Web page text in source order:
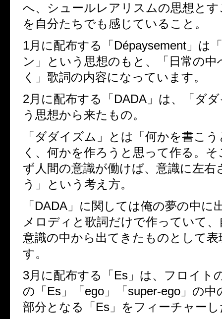
へ、シュールレアリスムの思想と
を自分たちでも感じていること。
1月に配布する「Dépaysement」は
ン」という思想のもと、「日常の中
く」歌詞の内容になっています。
2月に配布する「DADA」は、「ダ
う思想から来たもの。
「ダダイズム」とは「何かを書こ
く、何かを作ろうと思って作る。
ず人間の意識が働けば、意識に左右
う」という考え方。
「DADA」に関しては俺の夢の中に
メロディと歌詞だけで作っていて
意識の中から出てきたものとして
す。
3月に配布する「Es」は、フロイト
の「Es」「ego」「super-ego」の中
部分となる「Es」をフィーチャー